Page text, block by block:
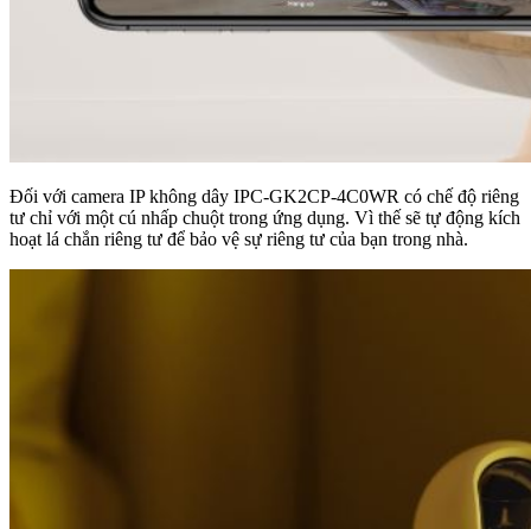
Đối với camera IP không dây IPC-GK2CP-4C0WR có chế độ riêng
tư chỉ với một cú nhấp chuột trong ứng dụng. Vì thế sẽ tự động kích
hoạt lá chắn riêng tư để bảo vệ sự riêng tư của bạn trong nhà.